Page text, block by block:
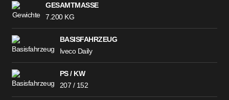
GESAMTMASSE
7.200 KG
BASISFAHRZEUG
Iveco Daily
PS / KW
207 / 152